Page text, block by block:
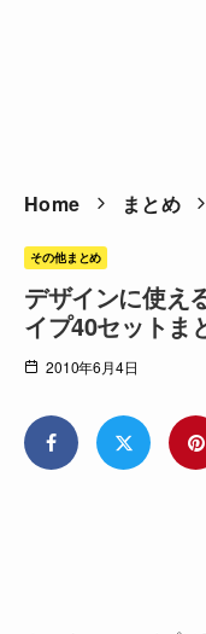
Home まとめ
その他まとめ
デザインに使え
イプ40セットま
2010年6月4日